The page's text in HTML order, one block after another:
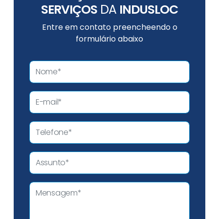
SERVIÇOS DA INDUSLOC
Entre em contato preencheendo o
formulário abaixo
M